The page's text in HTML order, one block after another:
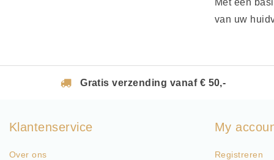
Met een
van uw
Gratis verzending vanaf € 50,-
Klantenservice
Over ons
My
Registreren